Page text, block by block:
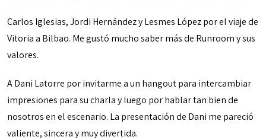
Carlos Iglesias, Jordi Hernández y Lesmes López por el viaje de
Vitoria a Bilbao. Me gustó mucho saber más de Runroom y sus
valores.
A Dani Latorre por invitarme a un hangout para intercambiar
impresiones para su charla y luego por hablar tan bien de
nosotros en el escenario. La presentación de Dani me pareció
valiente, sincera y muy divertida.